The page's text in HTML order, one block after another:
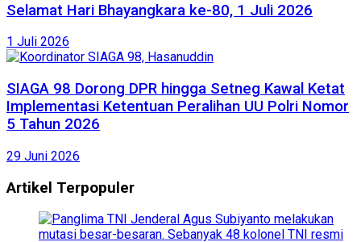
Selamat Hari Bhayangkara ke-80, 1 Juli 2026
1 Juli 2026
SIAGA 98 Dorong DPR hingga Setneg Kawal Ketat
Implementasi Ketentuan Peralihan UU Polri Nomor
5 Tahun 2026
29 Juni 2026
Artikel Terpopuler